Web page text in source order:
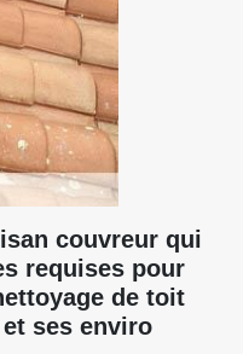
couvreur qui
requises pour
de toit
ses enviro